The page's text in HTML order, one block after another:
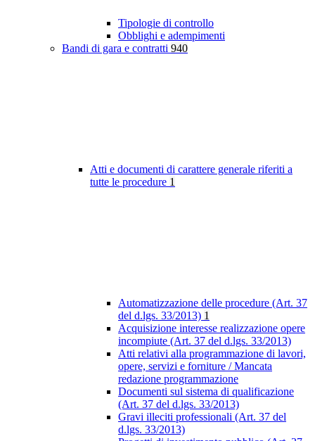
Tipologie di controllo
Obblighi e adempimenti
Bandi di gara e contratti 940
Atti e documenti di carattere generale riferiti a
tutte le procedure 1
Automatizzazione delle procedure (Art. 37
del d.lgs. 33/2013) 1
Acquisizione interesse realizzazione opere
incompiute (Art. 37 del d.lgs. 33/2013)
Atti relativi alla programmazione di lavori,
opere, servizi e forniture / Mancata
redazione programmazione
Documenti sul sistema di qualificazione
(Art. 37 del d.lgs. 33/2013)
Gravi illeciti professionali (Art. 37 del
d.lgs. 33/2013)